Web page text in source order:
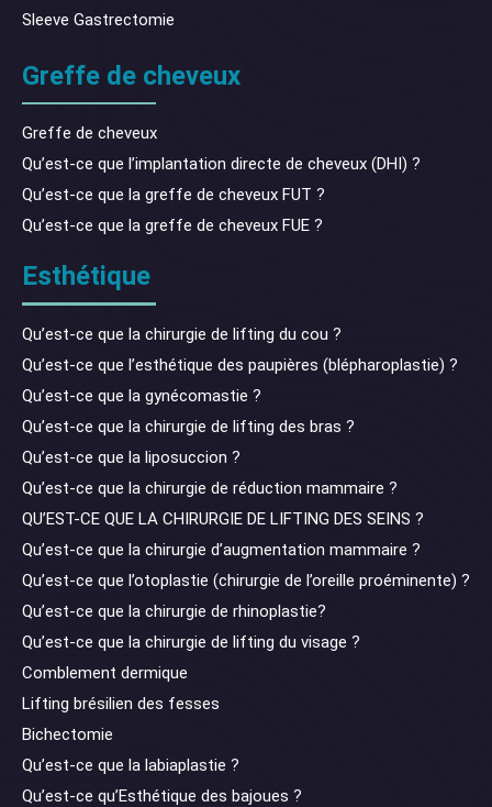
Sleeve Gastrectomie
Greffe de cheveux
Greffe de cheveux
Qu’est-ce que l’implantation directe de cheveux (DHI) ?
Qu’est-ce que la greffe de cheveux FUT ?
Qu’est-ce que la greffe de cheveux FUE ?
Esthétique
Qu’est-ce que la chirurgie de lifting du cou ?
Qu’est-ce que l’esthétique des paupières (blépharoplastie) ?
Qu’est-ce que la gynécomastie ?
Qu’est-ce que la chirurgie de lifting des bras ?
Qu’est-ce que la liposuccion ?
Qu’est-ce que la chirurgie de réduction mammaire ?
QU’EST-CE QUE LA CHIRURGIE DE LIFTING DES SEINS ?
Qu’est-ce que la chirurgie d’augmentation mammaire ?
Qu’est-ce que l’otoplastie (chirurgie de l’oreille proéminente) ?
Qu’est-ce que la chirurgie de rhinoplastie?
Qu’est-ce que la chirurgie de lifting du visage ?
Comblement dermique
Lifting brésilien des fesses
Bichectomie
Qu’est-ce que la labiaplastie ?
Qu’est-ce qu’Esthétique des bajoues ?